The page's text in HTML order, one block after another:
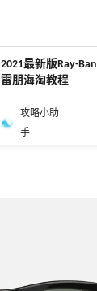
2021最新版Ray-
雷朋海淘教程
攻略小助
手